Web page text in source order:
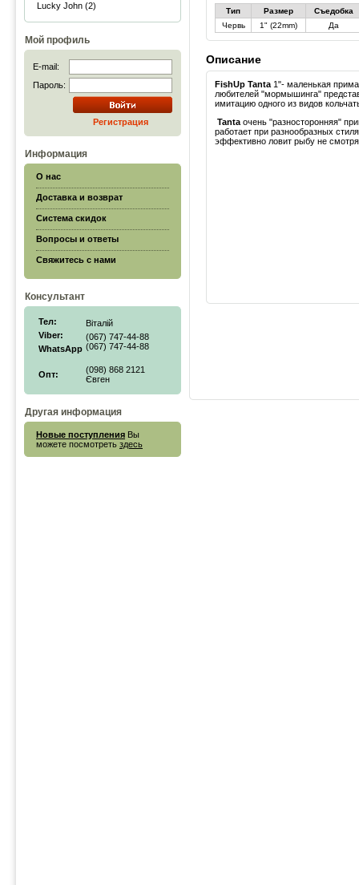
Lucky John (2)
Мой профиль
E-mail:
Пароль:
Регистрация
Информация
О нас
Доставка и возврат
Система скидок
Вопросы и ответы
Свяжитесь с нами
Консультант
Тел:
Viber:
WhatsApp
Віталій
(067) 747-44-88
(067) 747-44-88
Опт:
(098) 868 2121
Євген
Другая информация
Новые поступления Вы
можете посмотреть здесь
Тип Размер
Съедобка
Червь
1" (22mm) Да
Описание
FishUp Tanta 1"- маленькая
любителей "мормышинга"
имитацию одного из видов
Tanta очень "разносторонняя"
работает при разнообразных
эффективно ловит рыбу не смотря